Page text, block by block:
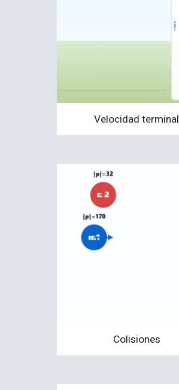
Velocidad terminal
Colisiones